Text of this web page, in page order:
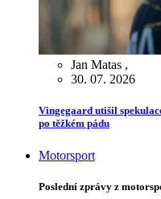
Jan Matas ,
30. 07. 2026
Vingegaard utišil
po těžkém pádu
Motorsport
Poslední zprávy z